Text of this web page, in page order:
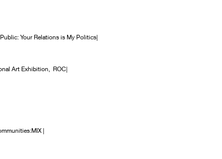
Your Relations is My Politics|
Art Exhibition, ROC|
|